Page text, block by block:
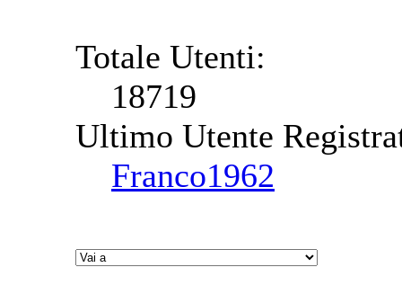
Totale Utenti:
18719
Ultimo Utente
Franco1962